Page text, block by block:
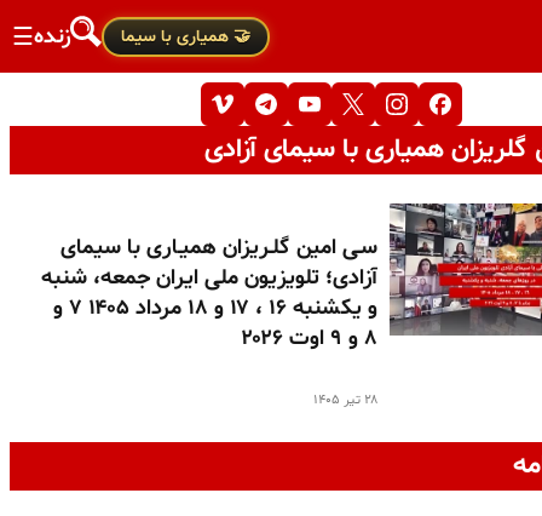
🤝 همیاری با سیما زنده☰
همیاری با سیمای آزادی
سـی امین گلـریزان همیـاری با سیمای
آزادی؛ تلویزیون ملی ایران جمعه، شنبه
و یکشنبه ۱۶ ، ۱۷ و ۱۸ مرداد ۱۴۰۵ ۷ و
۸ و ۹ اوت ۲۰۲۶
۲۸ تیر ۱۴۰۵